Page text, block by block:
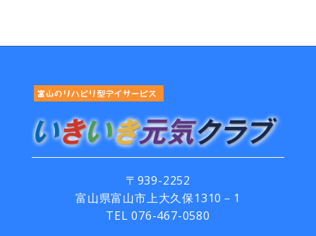
〒939-2252
富山県富山市上大久保1310－1
TEL076-467-0580